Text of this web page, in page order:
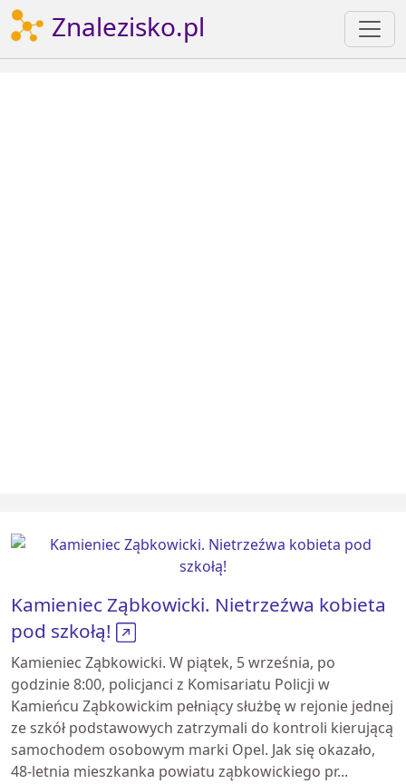
Znalezisko.pl
Kamieniec Ząbkowicki. Nietrzeźwa kobieta
pod szkołą!
Kamieniec Ząbkowicki. W piątek, 5 września, po
godzinie 8:00, policjanci z Komisariatu Policji w
Kamieńcu Ząbkowickim pełniący służbę w rejonie jednej
ze szkół podstawowych zatrzymali do kontroli kierującą
samochodem osobowym marki Opel. Jak się okazało,
48-letnia mieszkanka powiatu ząbkowickiego pr...